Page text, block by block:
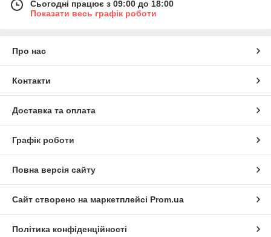
Сьогодні працює з 09:00 до 18:00
Показати весь графік роботи
Про нас
Контакти
Доставка та оплата
Графік роботи
Повна версія сайту
Сайт створено на маркетплейсі Prom.ua
Політика конфіденційності